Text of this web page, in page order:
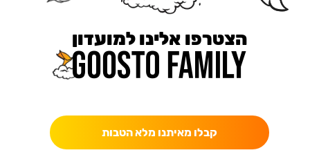
הצטרפו אלינו למועדון
קבלו מאיתנו מלא הטבות